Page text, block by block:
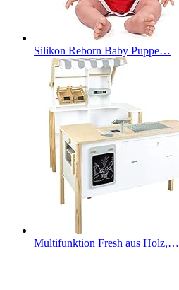
Silikon Reborn Baby Puppe…
Multifunktion Fresh aus Holz,…